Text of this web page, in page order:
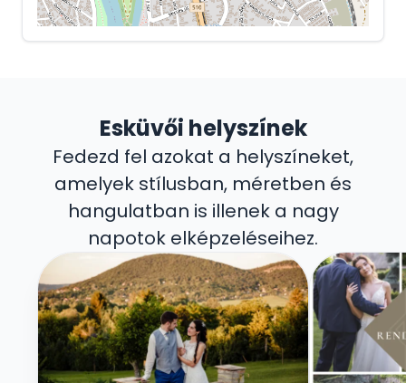
Esküvői helyszínek
Fedezd fel azokat a helyszíneket,
amelyek stílusban, méretben és
hangulatban is illenek a nagy
napotok elképzeléseihez.